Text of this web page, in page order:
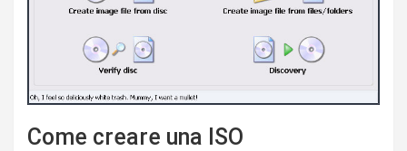
Come creare una ISO